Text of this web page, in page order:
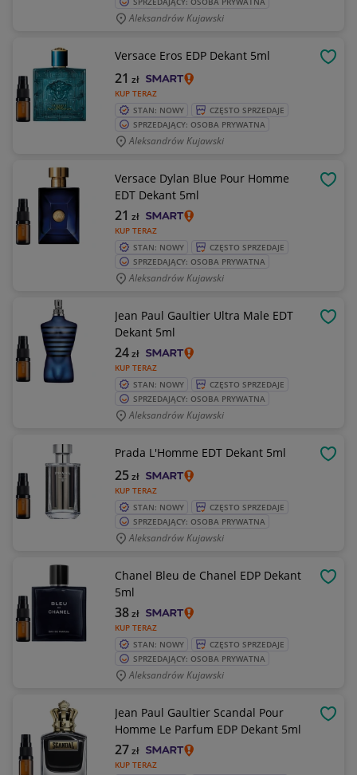
Aleksandrów Kujawski
Versace Eros EDP Dekant 5ml
KUP TERAZ
21 zł
STAN: NOWY
CZĘSTO SPRZEDAJE
SPRZEDAJĄCY: OSOBA PRYWATNA
Aleksandrów Kujawski
Versace Dylan Blue Pour Homme
EDT Dekant 5ml
KUP TERAZ
21 zł
STAN: NOWY
CZĘSTO SPRZEDAJE
SPRZEDAJĄCY: OSOBA PRYWATNA
Aleksandrów Kujawski
Jean Paul Gaultier Ultra Male EDT
Dekant 5ml
KUP TERAZ
24zł
STAN: NOWY
CZĘSTO SPRZEDAJE
SPRZEDAJĄCY: OSOBA PRYWATNA
Aleksandrów Kujawski
Prada L'Homme EDT Dekant 5ml
KUP TERAZ
25zł
STAN: NOWY
CZĘSTO SPRZEDAJE
SPRZEDAJĄCY: OSOBA PRYWATNA
Aleksandrów Kujawski
Chanel Bleu de Chanel EDP Dekant
5ml
KUP TERAZ
38zł
STAN: NOWY
CZĘSTO SPRZEDAJE
SPRZEDAJĄCY: OSOBA PRYWATNA
Aleksandrów Kujawski
Jean Paul Gaultier Scandal Pour
Homme Le Parfum EDP Dekant 5ml
KUP TERAZ
27zł